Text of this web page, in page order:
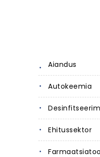
Aiandus
Autokeemia
Ehitussektor